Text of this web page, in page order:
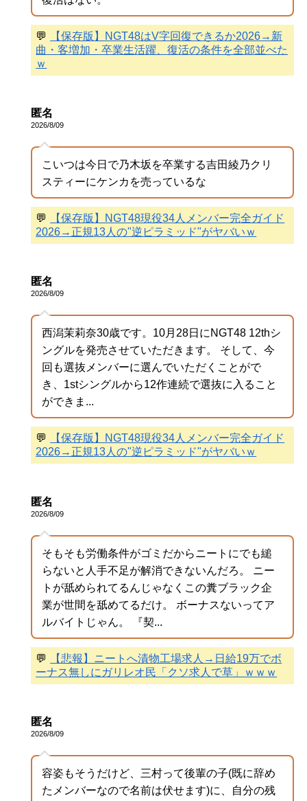
💬
【保存版】NGT48はV字回復できるか2026→新
曲・客増加・卒業生活躍、復活の条件を全部並べた
ｗ
匿名
2026/8/09
こいつは今日で乃木坂を卒業する吉田綾乃クリ
スティーにケンカを売っているな
💬
【保存版】NGT48現役34人メンバー完全ガイド
2026→正規13人の"逆ピラミッド"がヤバいｗ
匿名
2026/8/09
西潟茉莉奈30歳です。10月28日にNGT48 12thシ
ングルを発売させていただきます。 そして、今
回も選抜メンバーに選んでいただくことがで
き、1stシングルから12作連続で選抜に入ること
ができま...
💬
【保存版】NGT48現役34人メンバー完全ガイド
2026→正規13人の"逆ピラミッド"がヤバいｗ
匿名
2026/8/09
そもそも労働条件がゴミだからニートにでも縋
らないと人手不足が解消できないんだろ。 ニー
トが舐められてるんじゃなくこの糞ブラック企
業が世間を舐めてるだけ。 ボーナスないってア
ルバイトじゃん。 『契...
💬
【悲報】ニートへ漬物工場求人→日給19万でボ
ーナス無しにガリレオ民「クソ求人で草」ｗｗｗ
匿名
2026/8/09
容姿もそうだけど、三村って後輩の子(既に辞め
たメンバーなので名前は伏せます)に、自分の残